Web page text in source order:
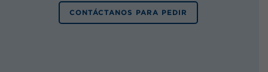
CONTÁCTANOS PARA PEDIR